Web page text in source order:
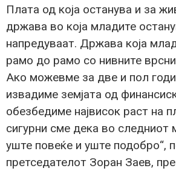
Плата од која останува и за
држава во која младите
напредуваат. Држава која
рамо до рамо со нивните
Ако можевме за две и пол
извадиме земјата од
обезбедиме највисок раст на
сигурни сме дека во
уште повеќе и уште подобро“,
претседателот Зоран Заев,